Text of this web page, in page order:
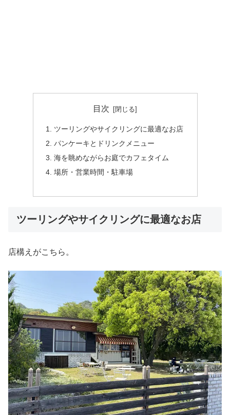
目次
ツーリングやサイクリングに最適なお店
パンケーキとドリンクメニュー
海を眺めながらお庭でカフェタイム
場所・営業時間・駐車場
ツーリングやサイクリングに最適なお店
店構えがこちら。